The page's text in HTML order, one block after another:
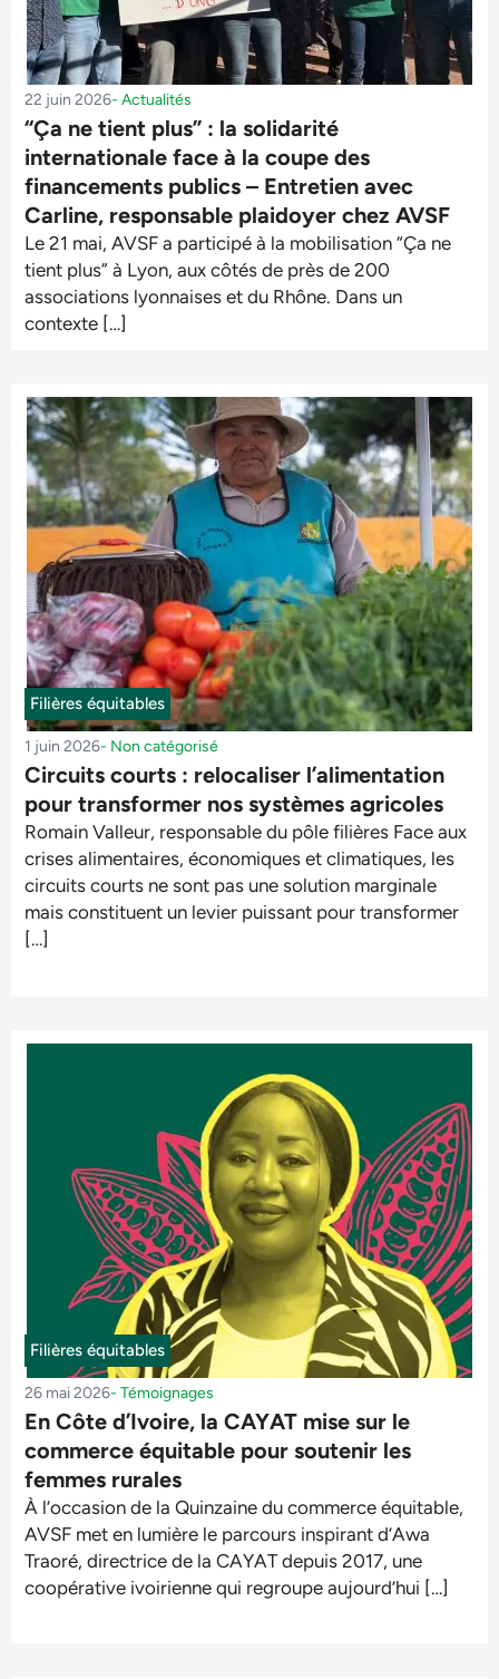
22 juin 2026- Actualités
“Ça ne tient plus” : la solidarité
internationale face à la coupe des
financements publics – Entretien avec
Carline, responsable plaidoyer chez AVSF
Le 21 mai, AVSF a participé à la mobilisation “Ça ne
tient plus” à Lyon, aux côtés de près de 200
associations lyonnaises et du Rhône. Dans un
contexte […]
Filières équitables
1 juin 2026- Non catégorisé
Circuits courts : relocaliser l’alimentation
pour transformer nos systèmes agricoles
Romain Valleur, responsable du pôle filières Face aux
crises alimentaires, économiques et climatiques, les
circuits courts ne sont pas une solution marginale
mais constituent un levier puissant pour transformer
[…]
Filières équitables
26 mai 2026- Témoignages
En Côte d’Ivoire, la CAYAT mise sur le
commerce équitable pour soutenir les
femmes rurales
À l’occasion de la Quinzaine du commerce équitable,
AVSF met en lumière le parcours inspirant d’Awa
Traoré, directrice de la CAYAT depuis 2017, une
coopérative ivoirienne qui regroupe aujourd’hui […]